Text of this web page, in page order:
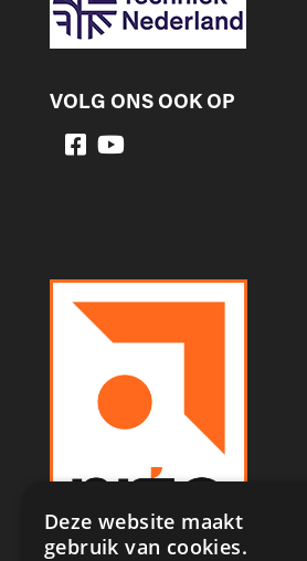
VOLG ONS OOK OP
Deze website maakt
gebruik van cookies.